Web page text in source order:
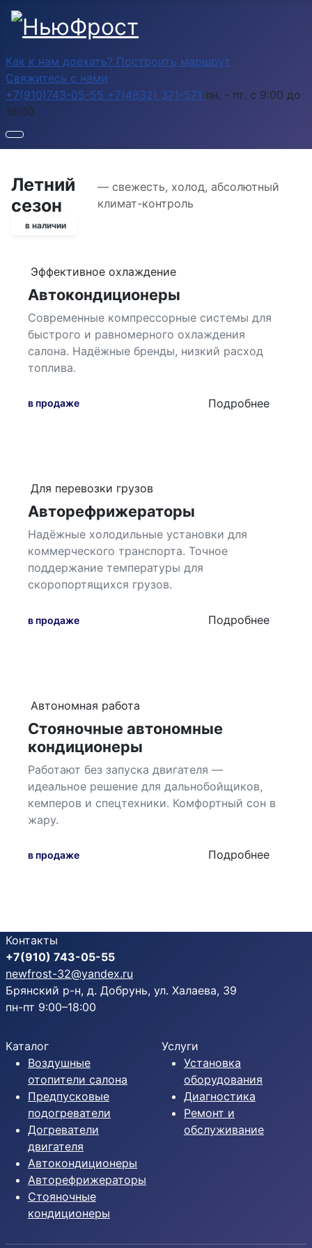
Как к нам доехать? Построить маршрут
Свяжитесь с нами
+7(910)743-05-55 +7(4832) 371-571 пн. - пт. с 9:00 до
18:00
Летний
сезон
— свежесть, холод, абсолютный
климат-контроль
в наличии
Эффективное охлаждение
Автокондиционеры
Современные компрессорные системы для
быстрого и равномерного охлаждения
салона. Надёжные бренды, низкий расход
топлива.
в продаже Подробнее
Для перевозки грузов
Авторефрижераторы
Надёжные холодильные установки для
коммерческого транспорта. Точное
поддержание температуры для
скоропортящихся грузов.
в продаже Подробнее
Автономная работа
Стояночные автономные
кондиционеры
Работают без запуска двигателя —
идеальное решение для дальнобойщиков,
кемперов и спецтехники. Комфортный сон в
жару.
в продаже Подробнее
Контакты
+7(910) 743-05-55
newfrost-32@yandex.ru
Брянский р-н, д. Добрунь, ул. Халаева, 39
пн-пт 9:00–18:00
Каталог
Воздушные
отопители салона
Предпусковые
подогреватели
Догреватели
двигателя
Автокондиционеры
Авторефрижераторы
Стояночные
кондиционеры
Услуги
Установка
оборудования
Диагностика
Ремонт и
обслуживание